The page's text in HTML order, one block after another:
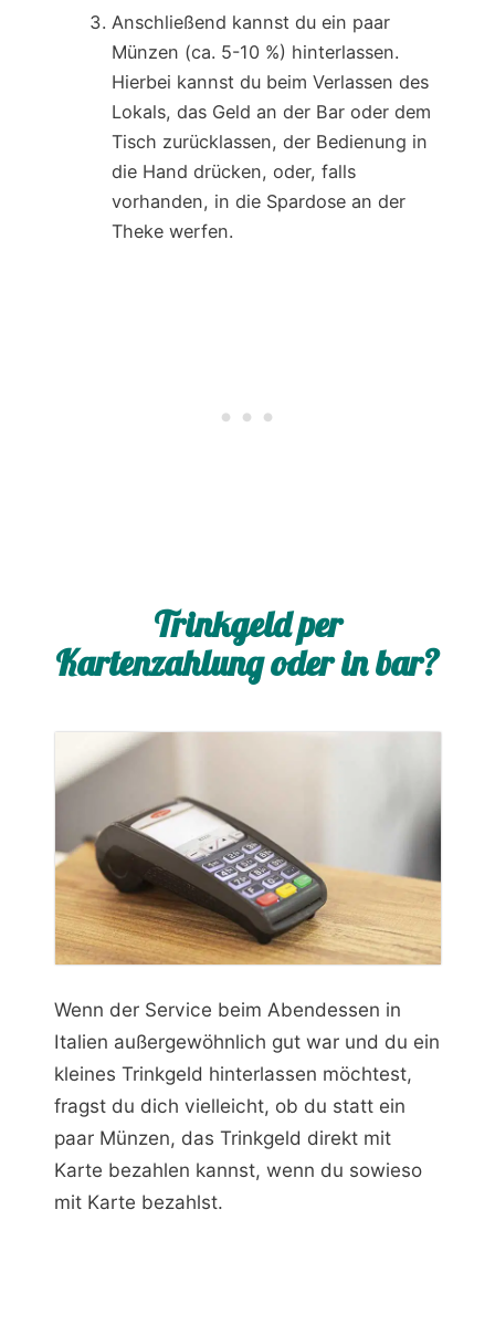
Anschließend kannst du ein paar
Münzen (ca. 5-10 %) hinterlassen.
Hierbei kannst du beim Verlassen des
Lokals, das Geld an der Bar oder dem
Tisch zurücklassen, der Bedienung in
die Hand drücken, oder, falls
vorhanden, in die Spardose an der
Theke werfen.
Trinkgeld per
Kartenzahlung oder in bar?
Wenn der Service beim Abendessen in
Italien außergewöhnlich gut war und du ein
kleines Trinkgeld hinterlassen möchtest,
fragst du dich vielleicht, ob du statt ein
paar Münzen, das Trinkgeld direkt mit
Karte bezahlen kannst, wenn du sowieso
mit Karte bezahlst.